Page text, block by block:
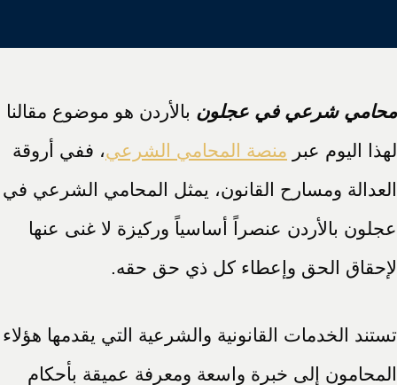
محامي شرعي في عجلون بالأردن هو موضوع مقالنا
لهذا اليوم عبر منصة المحامي الشرعي، ففي أروقة
العدالة ومسارح القانون، يمثل المحامي الشرعي في
عجلون بالأردن عنصراً أساسياً وركيزة لا غنى عنها
لإحقاق الحق وإعطاء كل ذي حق حقه.
تستند الخدمات القانونية والشرعية التي يقدمها هؤلاء
المحامون إلى خبرة واسعة ومعرفة عميقة بأحكام